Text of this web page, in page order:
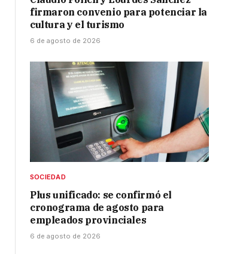
firmaron convenio para potenciar la
cultura y el turismo
6 de agosto de 2026
SOCIEDAD
Plus unificado: se confirmó el
cronograma de agosto para
empleados provinciales
6 de agosto de 2026